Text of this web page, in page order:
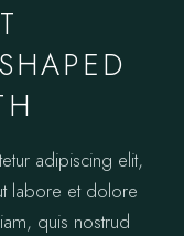
adipiscing elit,
labore et dolore
quis nostrud